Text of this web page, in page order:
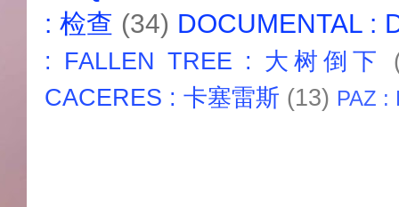
: 检查 (34) DOCUMENTAL :
: FALLEN TREE : 大树倒下
CACERES : 卡塞雷斯 (13) PAZ :